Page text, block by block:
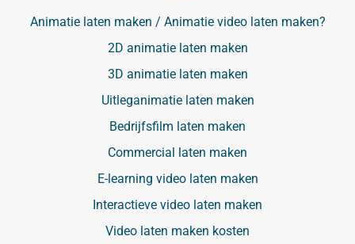
Animatie laten maken / Animatie video laten maken?
2D animatie laten maken
3D animatie laten maken
Uitleganimatie laten maken
Bedrijfsfilm laten maken
Commercial laten maken
E-learning video laten maken
Interactieve video laten maken
Video laten maken kosten